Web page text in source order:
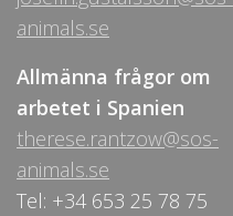
animals.se
Allmänna frågor om
arbetet i Spanien
therese.rantzow@sos-
animals.se
Tel: +34 653 25 78 75